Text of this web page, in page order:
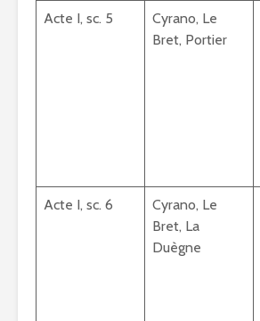
Acte I, sc. 5
Cyrano, Le
Bret, Portier
Acte I, sc. 6
Cyrano, Le
Bret, La
Duègne